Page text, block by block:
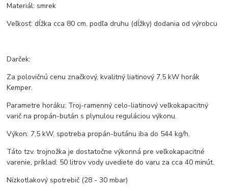
Materiál: smrek
Veľkosť: dĺžka cca 80 cm, podľa druhu (dĺžky) dodania od výrobcu
Darček:
Za polovičnú cenu značkový, kvalitný liatinový 7,5 kW horák
Kemper.
Parametre horáku: Troj-ramenný celo-liatinový veľkokapacitný
varič na propán-bután s plynulou reguláciou výkonu.
Výkon: 7,5 kW, spotreba propán-butánu iba do 544 kg/h.
Táto tzv. trojnožka je dostatočne výkonná pre veľkokapacitné
varenie, príklad: 50 litrov vody uvediete do varu za cca 40 minút.
Nízkotlakový spotrebič (28 - 30 mbar)